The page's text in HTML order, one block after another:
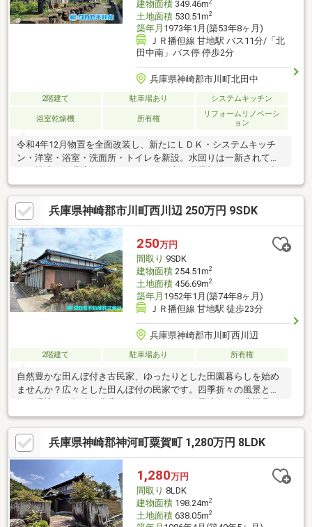
建物面積349.46m
土地面積530.51m2
築年月 1973年1月(築53年8ヶ月)
ＪＲ播但線 甘地駅 バス11分/「北
田中南」バス停 停歩2分
兵庫県神崎郡市川町北田中
2階建て 駐車場あり システムキッチン
浴室乾燥機 所有権
リフォームリノベーシ
ョン
令和4年12月物置を全面改装し、新たにＬＤＫ・システムキッチ
ン・洋室・浴室・洗面所・トイレを新設。水回りは一新されてお
が残り、ＤＩＹやリノベにも最適です。リフォームの提案もタカ
セにお任せください！田園風景が広がる市川町で四季の移ろいを
感じられる生活を始めませんか。
兵庫県神崎郡市川町西川辺 250万円 9SDK
250万円
間取り 9SDK
建物面積254.51m2
土地面積456.69m2
築年月 1952年1月(築74年8ヶ月)
ＪＲ播但線 甘地駅 徒歩23分
兵庫県神崎郡市川町西川辺
2階建て 駐車場あり 所有権
自然豊かな田んぼ付き古民家、ゆったりとした田園暮らしを始め
ませんか？広々とした田んぼ付の民家です。四季折々の風景と静
かな環境で、趣味の農業やガーデニングにも最適です。農機具が
必要な場合はご相談可能です。ぜひ一度ご見学ください。
兵庫県神崎郡神河町粟賀町 1,280万円 8LDK
1,280万円
間取り 8LDK
建物面積198.24m2
土地面積638.05m2